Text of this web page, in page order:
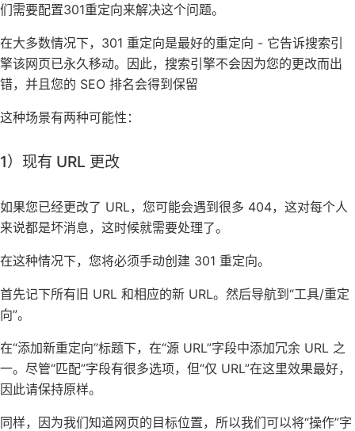
们需要配置301重定向来解决这个问题。
在大多数情况下，301 重定向是最好的重定向 - 它告诉搜索引
擎该网页已永久移动。因此，搜索引擎不会因为您的更改而出
错，并且您的 SEO 排名会得到保留
这种场景有两种可能性：
1）现有 URL 更改
如果您已经更改了 URL，您可能会遇到很多 404，这对每个人
来说都是坏消息，这时候就需要处理了。
在这种情况下，您将必须手动创建 301 重定向。
首先记下所有旧 URL 和相应的新 URL。然后导航到“工具/重定
向”。
在“添加新重定向”标题下，在“源 URL”字段中添加冗余 URL 之
一。尽管“匹配”字段有很多选项，但“仅 URL”在这里效果最好，
因此请保持原样。
同样，因为我们知道网页的目标位置，所以我们可以将“操作”字